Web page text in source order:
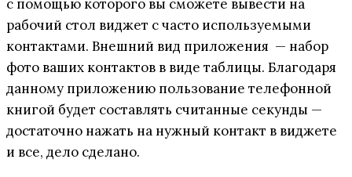
с помощью которого вы сможете вывести на
рабочий стол виджет с часто используемыми
контактами. Внешний вид приложения — набор
фото ваших контактов в виде таблицы. Благодаря
данному приложению пользование телефонной
книгой будет составлять считанные секунды —
достаточно нажать на нужный контакт в виджете
и все, дело сделано.